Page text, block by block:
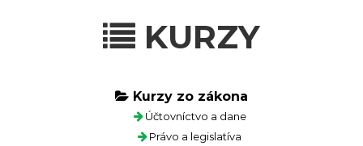
KURZY
Kurzy zo zákona
Účtovníctvo a dane
Právo a legislatíva